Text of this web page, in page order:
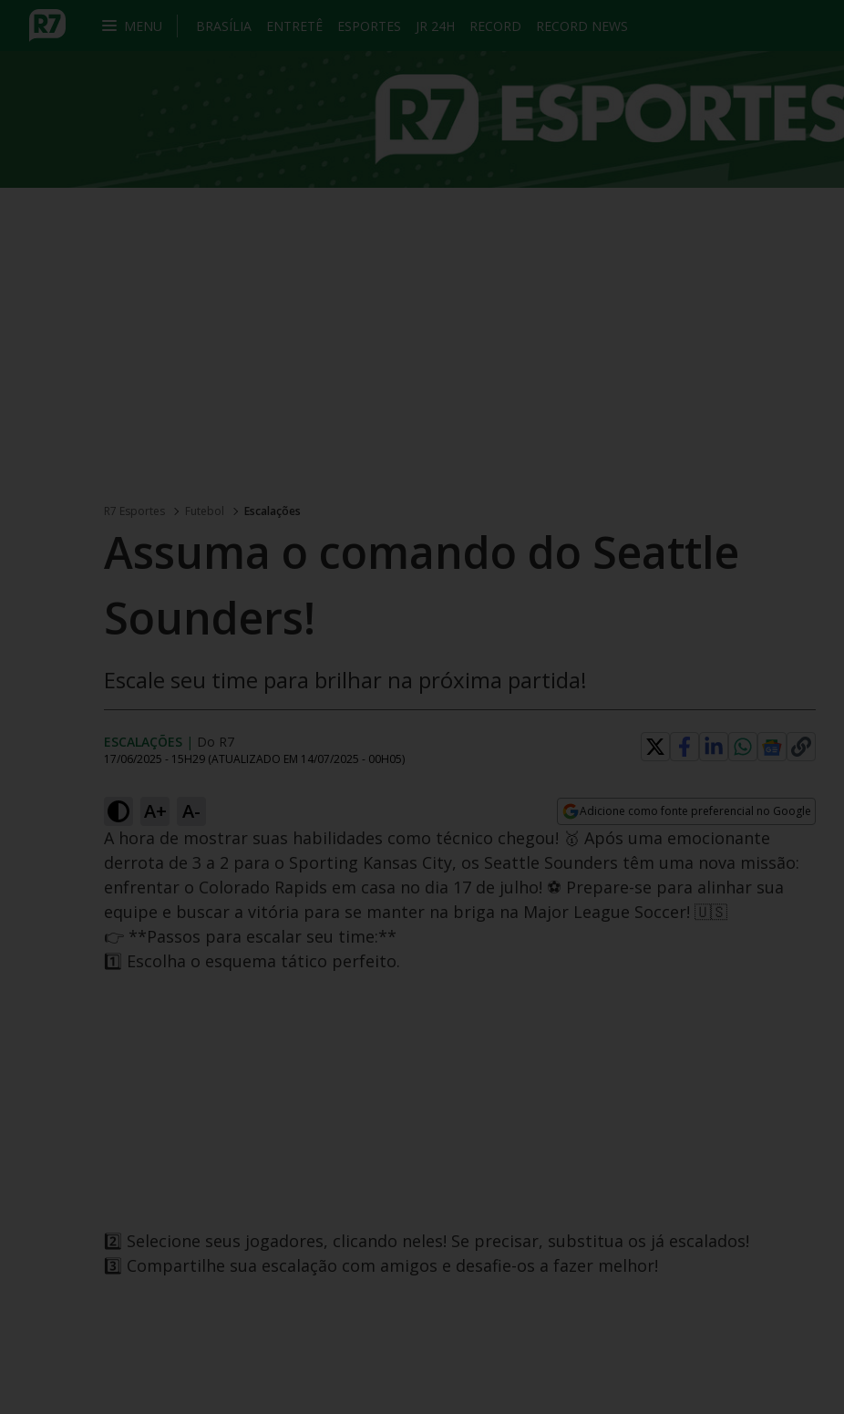
MENU BRASÍLIA ENTRETÊ ESPORTES JR 24H RECORD RECORD NEWS
R7 Esportes Futebol Escalações
Assuma o comando do Seattle
Sounders!
Escale seu time para brilhar na próxima partida!
ESCALAÇÕES | Do R7
17/06/2025 - 15H29 (ATUALIZADO EM 14/07/2025 - 00H05)
A+ A- Adicione como fonte preferencial no Google
Opens in new window
A hora de mostrar suas habilidades como técnico chegou! 🥇 Após uma emocionante
derrota de 3 a 2 para o Sporting Kansas City, os Seattle Sounders têm uma nova missão:
enfrentar o Colorado Rapids em casa no dia 17 de julho! ⚽️ Prepare-se para alinhar sua
equipe e buscar a vitória para se manter na briga na Major League Soccer! 🇺🇸
👉 **Passos para escalar seu time:**
1️⃣ Escolha o esquema tático perfeito.
2️⃣ Selecione seus jogadores, clicando neles! Se precisar, substitua os já escalados!
3️⃣ Compartilhe sua escalação com amigos e desafie-os a fazer melhor!